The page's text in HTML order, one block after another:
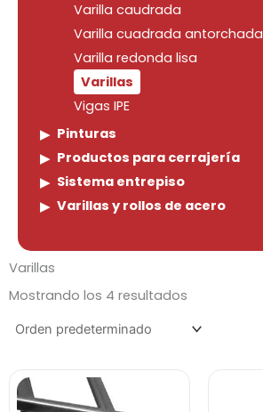
Varilla caudrada
Varilla cuadrada antorchada
Varilla redonda lisa
Varillas
Vigas IPE
Pinturas
Productos para cerrajería
Sistema entrepiso
Varillas y rollos de acero
Varillas
Mostrando los 4 resultados